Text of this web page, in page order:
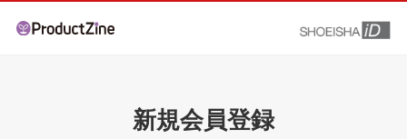
新規会員登録